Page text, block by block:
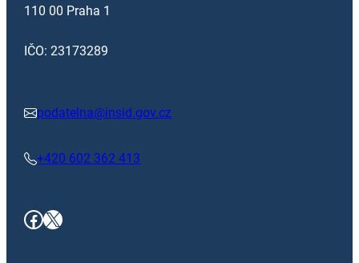
110 00 Praha 1
IČO: 23173289
podatelna@insid.gov.cz
+420 602 362 413
Facebook x.com